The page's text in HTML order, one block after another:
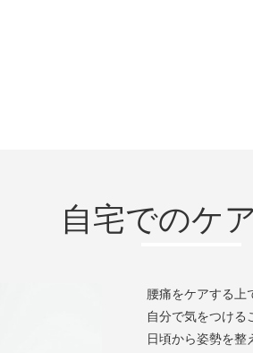
自宅でのケ
腰痛をケアする上
自分で気をつける
日頃から姿勢を整